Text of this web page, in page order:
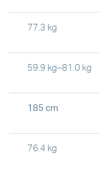
77.3 kg
59.9 kg–81.0 kg
185 cm
76.4 kg